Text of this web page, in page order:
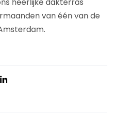
van één van de